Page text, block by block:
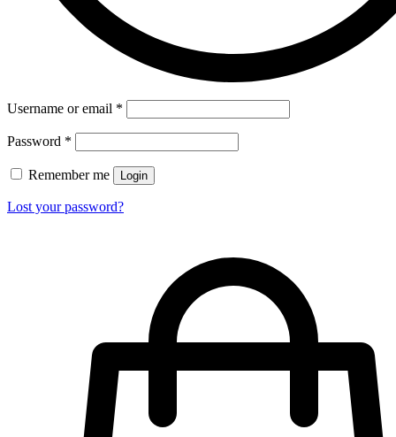
Username or email *
Password *
Remember me Login
Lost your password?